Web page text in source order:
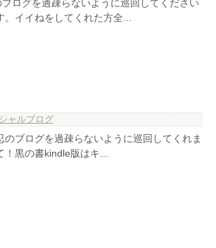
ログを過疎らないように巡回してください
。イイねをしてくれた方全...
ャルブログ
ブログを過疎らないように巡回してくれま
！黒の書kindle版はキ...